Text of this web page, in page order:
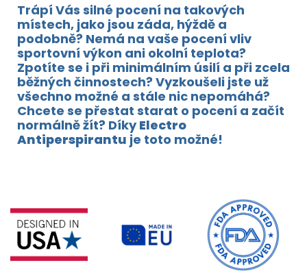
Trápí Vás silné pocení na takových
místech, jako jsou záda, hýždě a
podobně? Nemá na vaše pocení vliv
sportovní výkon ani okolní teplota?
Zpotíte se i při minimálním úsilí a při zcela
běžných činnostech? Vyzkoušeli jste už
všechno možné a stále nic nepomáhá?
Chcete se přestat starat o pocení a začít
normálně žít? DíkyElectro
Antiperspirantu je toto možné!